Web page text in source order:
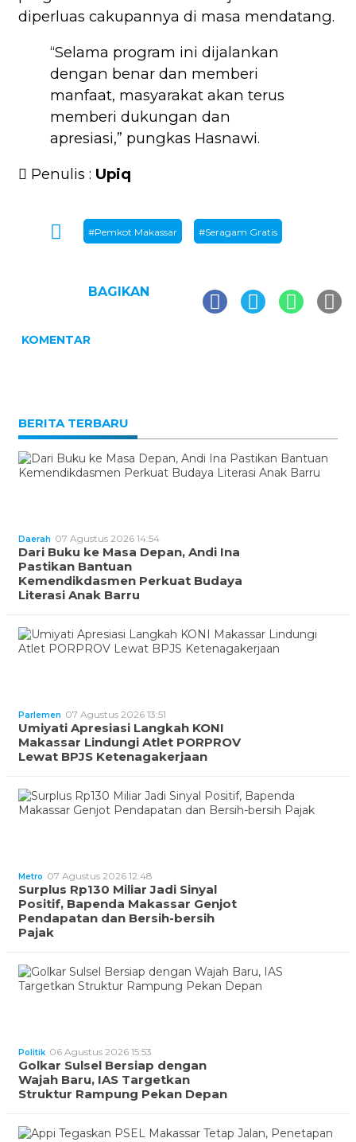
diperluas cakupannya di masa mendatang.
“Selama program ini dijalankan
dengan benar dan memberi
manfaat, masyarakat akan terus
memberi dukungan dan
apresiasi,” pungkas Hasnawi.
Penulis : Upiq
#Pemkot Makassar #Seragam Gratis
BAGIKAN
KOMENTAR
BERITA TERBARU
Daerah 07 Agustus 2026 14:54
Dari Buku ke Masa Depan, Andi Ina
Pastikan Bantuan
Kemendikdasmen Perkuat Budaya
Literasi Anak Barru
Parlemen 07 Agustus 2026 13:51
Umiyati Apresiasi Langkah KONI
Makassar Lindungi Atlet PORPROV
Lewat BPJS Ketenagakerjaan
Metro 07 Agustus 2026 12:48
Surplus Rp130 Miliar Jadi Sinyal
Positif, Bapenda Makassar Genjot
Pendapatan dan Bersih-bersih
Pajak
Politik 06 Agustus 2026 15:53
Golkar Sulsel Bersiap dengan
Wajah Baru, IAS Targetkan
Struktur Rampung Pekan Depan